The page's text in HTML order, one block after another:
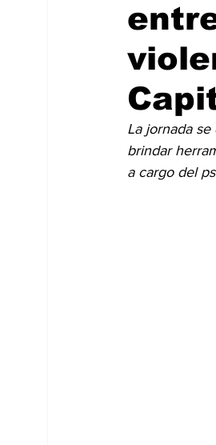
Roldán
Medioambiente
La jornada
brindar
a cargo del